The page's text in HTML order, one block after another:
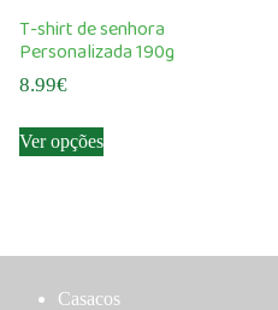
may
on
the
T-shirt de senhora
Personalizada 190g
8.99€
Ver opçõesproduct
options
Casacos